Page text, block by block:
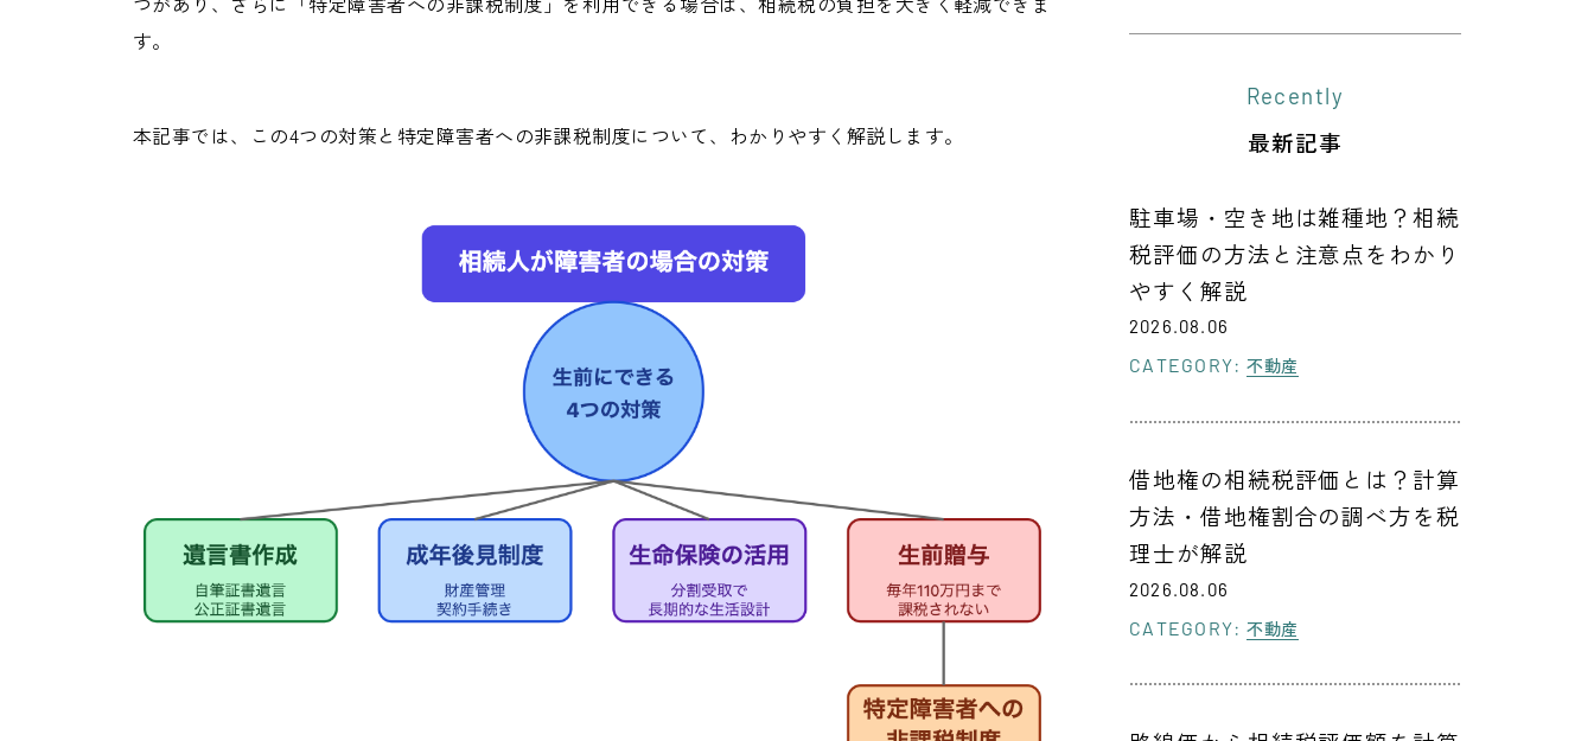
す。
本記事では、この4つの対策と特定障害者への非課税制度について、わかりやすく解説します。
Recently
最新記事
駐車場・空き地は雑種地？相続
税評価の方法と注意点をわかり
やすく解説
2026.08.06
CATEGORY: 不動産
借地権の相続税評価とは？計算
方法・借地権割合の調べ方を税
理士が解説
2026.08.06
CATEGORY: 不動産